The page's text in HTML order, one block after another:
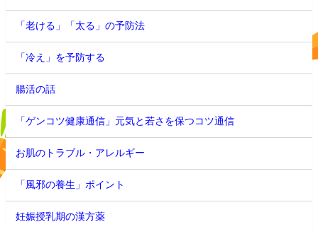
「老ける」「太る」の予防法
「冷え」を予防する
腸活の話
「ゲンコツ健康通信」元気と若さを保つコツ通信
お肌のトラブル・アレルギー
「風邪の養生」ポイント
妊娠授乳期の漢方薬